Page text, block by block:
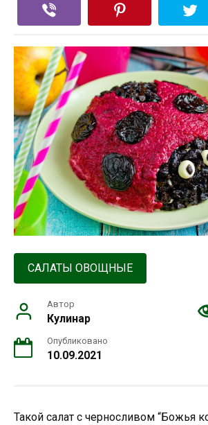
САЛАТЫ ОВОЩНЫЕ
Автор
Кулинар
Опубликовано
10.09.2021
Такой салат с черносливом “Божья